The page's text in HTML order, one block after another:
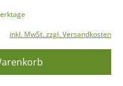
inkl. MwSt. zzgl. Versandkosten